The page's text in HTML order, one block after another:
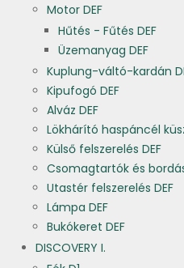
Motor DEF
Hűtés - Fűtés DEF
Üzemanyag DEF
Kuplung-váltó-kardán
Kipufogó DEF
Alváz DEF
Lökhárító haspáncél
Külső felszerelés DEF
Csomagtartók és
Utastér felszerelés DEF
Lámpa DEF
Bukókeret DEF
DISCOVERY I.